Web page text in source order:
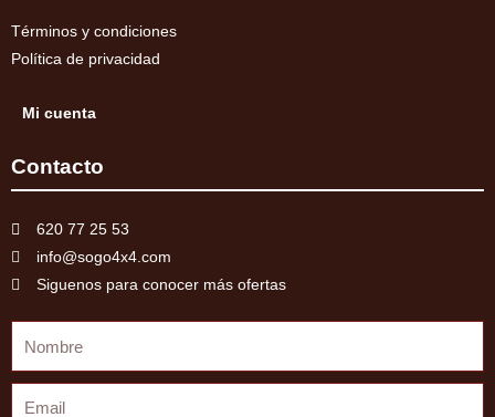
Términos y condiciones
Política de privacidad
Mi cuenta
Contacto
620 77 25 53
info@sogo4x4.com
Siguenos para conocer más ofertas